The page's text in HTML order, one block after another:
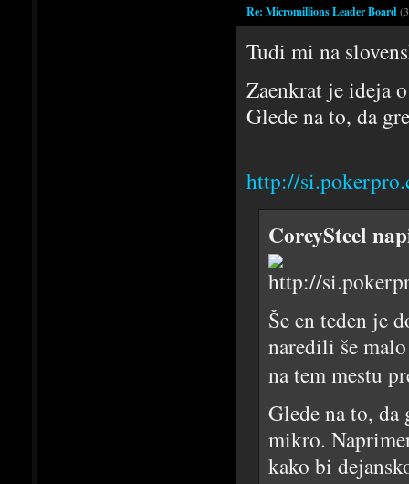
Re: Micromillions Leader Board
Tudi mi na
Zaenkrat je ideja
Glede na to, da
http://
CoreySteel
Še en teden je
naredili še
na tem mestu
Glede na to,
mikro.
kako bi